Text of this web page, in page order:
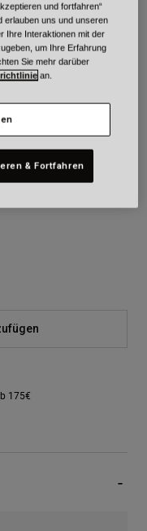
175€
und fortfahren“
erlauben uns und unseren
Ihre Interaktionen mit der
um Ihre Erfahrung
Sie mehr darüber
an.
& Fortfahren